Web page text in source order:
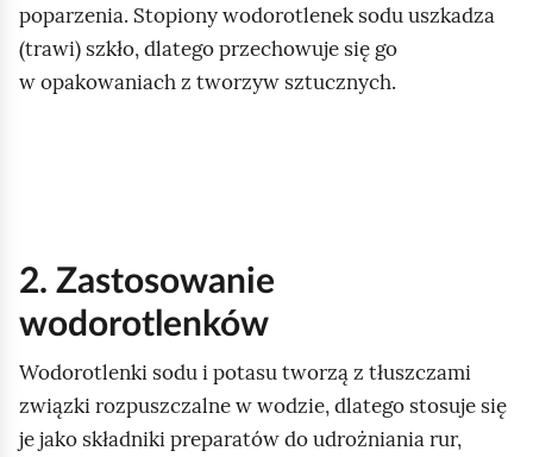
y
u
m
i
ć
p
d
poparzenia. Stopiony wodorotlenek sodu uszkadza
(trawi) szkło, dlatego przechowuje się go
w opakowaniach z tworzyw sztucznych.
2. Zastosowanie
wodorotlenków
Wodorotlenki sodu i potasu tworzą z tłuszczami
związki rozpuszczalne w wodzie, dlatego stosuje się
je jako składniki preparatów do udrożniania rur,